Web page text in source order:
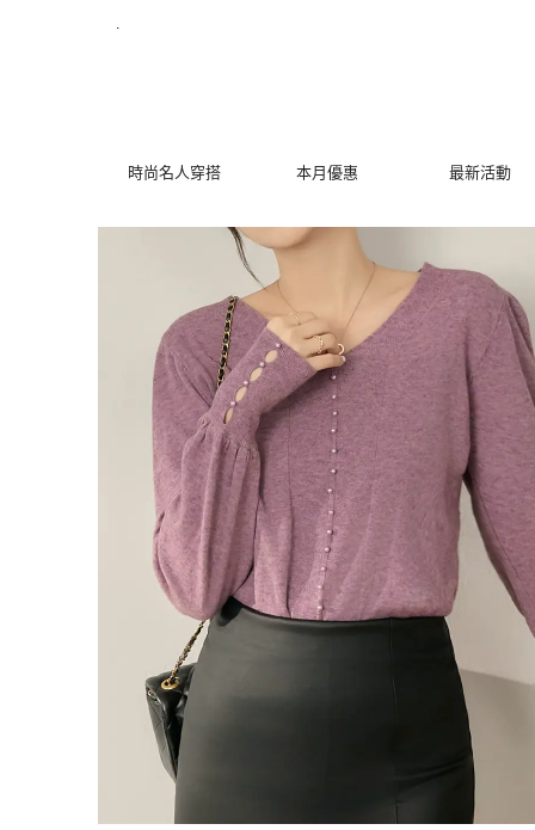
.
時尚名人穿搭 本月優惠 最新活動